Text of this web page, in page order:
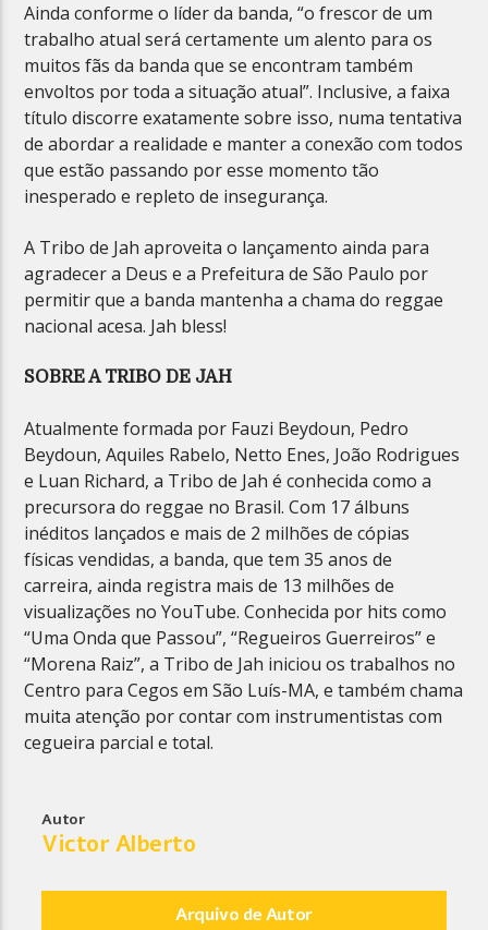
Ainda conforme o líder da banda, “o frescor de um
trabalho atual será certamente um alento para os
muitos fãs da banda que se encontram também
envoltos por toda a situação atual”. Inclusive, a faixa
título discorre exatamente sobre isso, numa tentativa
de abordar a realidade e manter a conexão com todos
que estão passando por esse momento tão
inesperado e repleto de insegurança.
A Tribo de Jah aproveita o lançamento ainda para
agradecer a Deus e a Prefeitura de São Paulo por
permitir que a banda mantenha a chama do reggae
nacional acesa. Jah bless!
SOBRE A TRIBO DE JAH
Atualmente formada por Fauzi Beydoun, Pedro
Beydoun, Aquiles Rabelo, Netto Enes, João Rodrigues
e Luan Richard, a Tribo de Jah é conhecida como a
precursora do reggae no Brasil. Com 17 álbuns
inéditos lançados e mais de 2 milhões de cópias
físicas vendidas, a banda, que tem 35 anos de
carreira, ainda registra mais de 13 milhões de
visualizações no YouTube. Conhecida por hits como
“Uma Onda que Passou”, “Regueiros Guerreiros” e
“Morena Raiz”, a Tribo de Jah iniciou os trabalhos no
Centro para Cegos em São Luís-MA, e também chama
muita atenção por contar com instrumentistas com
cegueira parcial e total.
Autor
Victor Alberto
Arquivo de Autor